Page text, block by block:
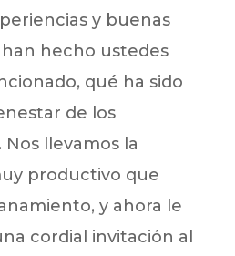
y buenas
han hecho ustedes
qué ha sido
de los
llevamos la
productivo que
y ahora le
cordial invitación al